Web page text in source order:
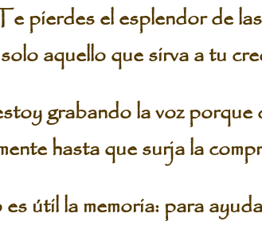
pierdes el esplendor de
aquello que sirva a tu
grabando la voz porque
hasta que surja la
útil la memoria: para